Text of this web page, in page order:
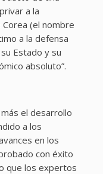
a la
(el nombre
a la defensa
Estado y su
absoluto”.
el desarrollo
a los
en los
con éxito
que los expertos